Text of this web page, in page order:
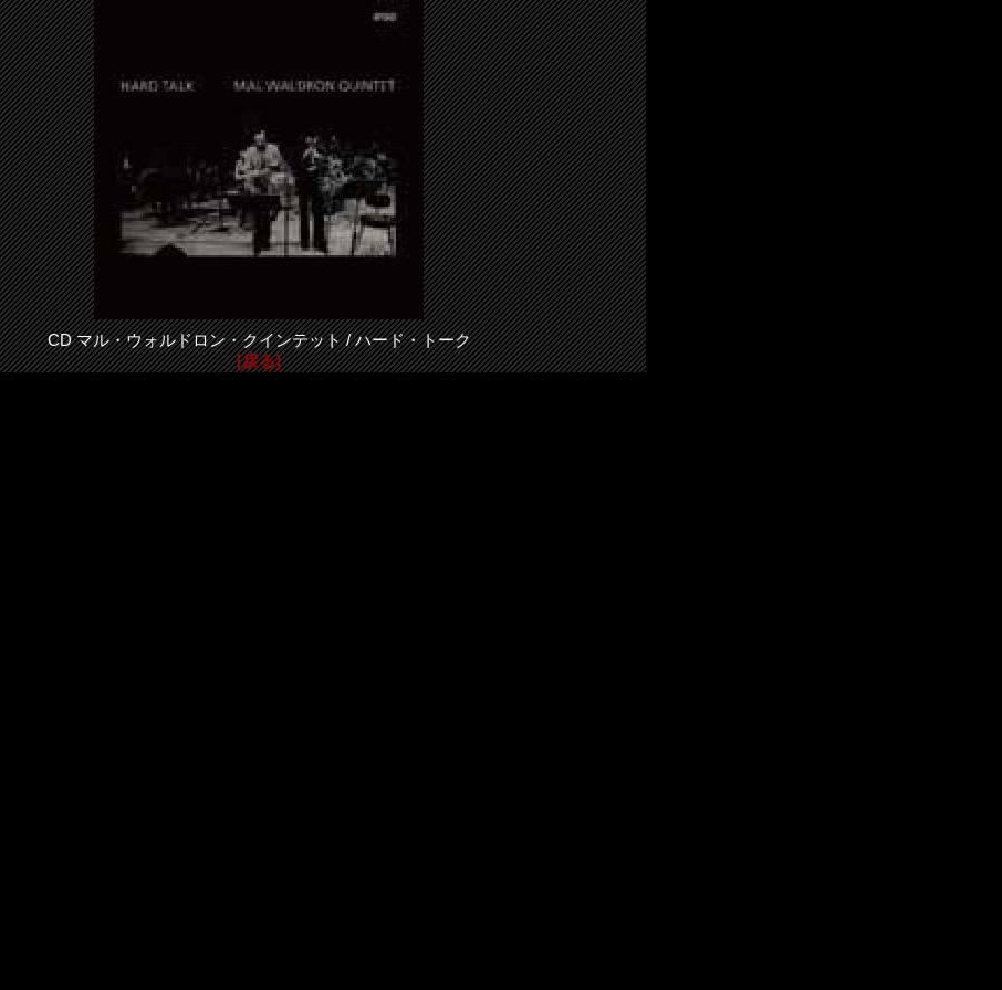
CD マル・ウォルドロン・クインテット / ハード・トーク
[戻る]